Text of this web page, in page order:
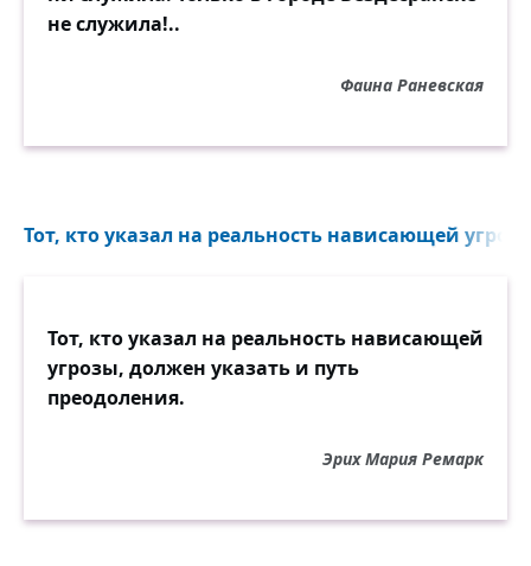
не служила!..
Фаина Раневская
Тот, кто указал на реальность нависающей
Тот, кто указал на реальность нависающей
угрозы, должен указать и путь
преодоления.
Эрих Мария Ремарк